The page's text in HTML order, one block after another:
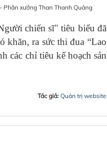
xưởng Than Thanh Quảng
chiến sĩ" tiêu biểu đã
khăn, ra sức thi đua “Lao
các chỉ tiêu kế hoạch sản
Tác giả: Quản trị website